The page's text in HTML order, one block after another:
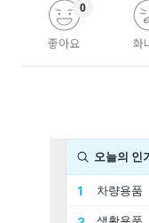
좋아요
0
화